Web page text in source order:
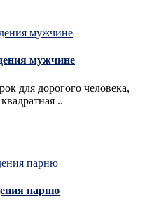
мужчине
для дорогого человека,
..
парню